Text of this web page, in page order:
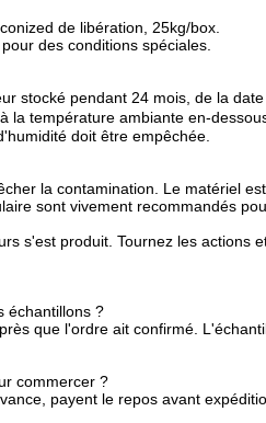
de libération, 25kg/box.
des conditions spéciales.
stocké pendant 24 mois, de la
la température ambiante en-
doit être empêchée.
la contamination. Le matériel
sont vivement recommandés
s'est produit. Tournez les actions
échantillons ?
que l'ordre ait confirmé.
commercer ?
payent le repos avant